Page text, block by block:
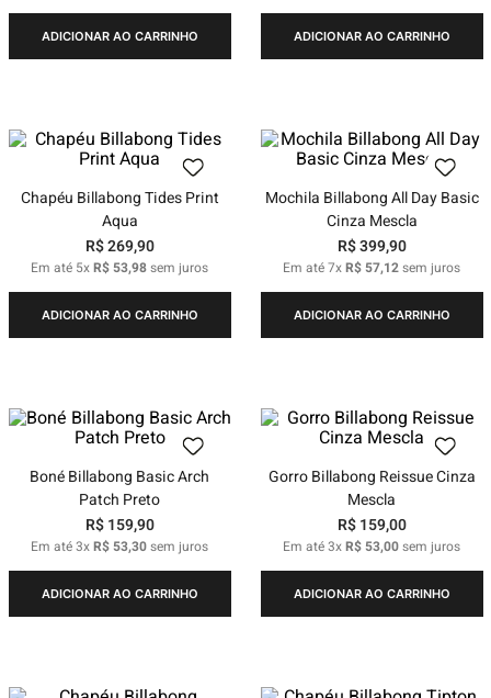
ADICIONAR AO CARRINHO ADICIONAR AO CARRINHO
Chapéu Billabong Tides Print
Aqua
R$269,90
Em até 5xR$ 53,98sem juros
ADICIONAR AO CARRINHO
Mochila Billabong All Day Basic
Cinza Mescla
R$399,90
Em até7xR$ 57,12sem juros
ADICIONAR AO CARRINHO
Boné Billabong Basic Arch
Patch Preto
R$ 159,90
Em até3xR$ 53,30sem juros
ADICIONAR AO CARRINHO
Gorro Billabong Reissue Cinza
Mescla
R$ 159,00
Em até3xR$ 53,00sem juros
ADICIONAR AO CARRINHO